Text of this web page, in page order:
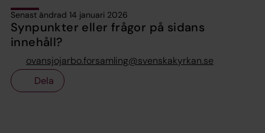
Senast ändrad 14 januari 2026
Synpunkter eller frågor på sidans
innehåll?
ovansjojarbo.forsamling@svenskakyrkan.se
Dela